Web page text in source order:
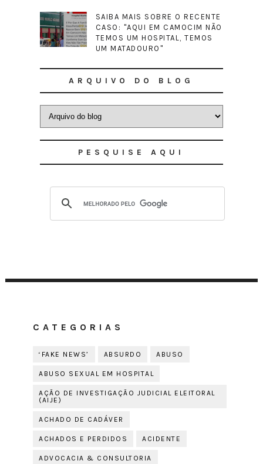
SAIBA MAIS SOBRE O RECENTE
CASO: "AQUI EM CAMOCIM NÃO
TEMOS UM HOSPITAL, TEMOS
UM MATADOURO"
ARQUIVO DO BLOG
PESQUISE AQUI
CATEGORIAS
‘FAKE NEWS’ ABSURDO ABUSO
ABUSO SEXUAL EM HOSPITAL
AÇÃO DE INVESTIGAÇÃO JUDICIAL ELEITORAL
(AIJE)
ACHADO DE CADÁVER
ACHADOS E PERDIDOS ACIDENTE
ADVOCACIA & CONSULTORIA